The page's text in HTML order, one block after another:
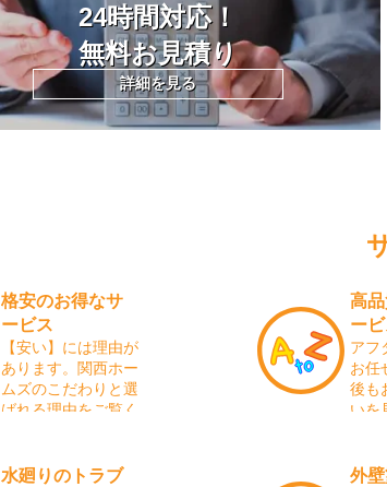
24時間対応！
無料お見積り
詳細を見る
格安のお得なサ
ービス
【安い】には理由が
あります。関西ホー
ムズのこだわりと選
ばれる理由をご覧く
高
ー
アフ
お任
後も
いを
水廻りのトラブ
外